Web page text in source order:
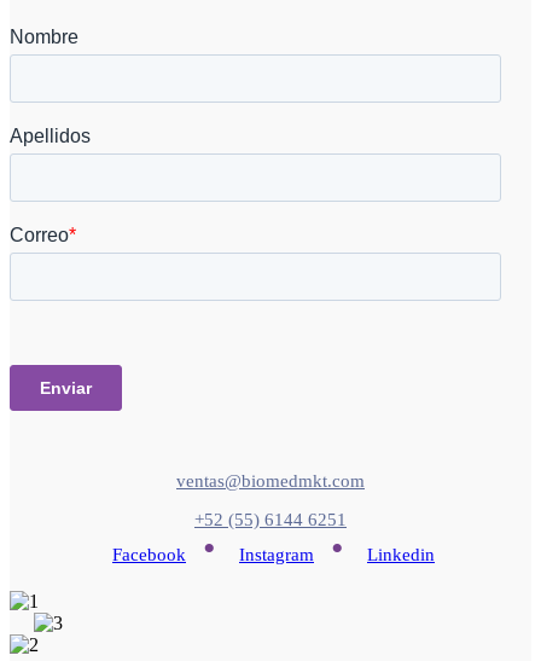
ventas@biomedmkt.com
+52 (55) 6144 6251
Facebook
• Instagram • Linkedin